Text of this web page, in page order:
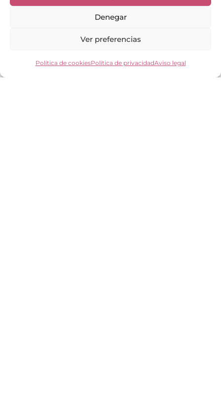
Denegar
Ver preferencias
Política de cookiesPolítica de privacidadAviso legal
Contacto
Mi cuenta
Preguntas frecuentes